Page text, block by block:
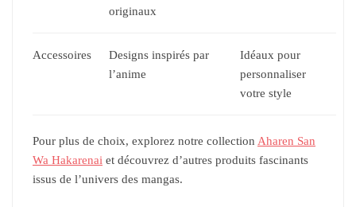
originaux
Accessoires
Designs inspirés par
l’anime
Idéaux pour
personnaliser
votre style
Pour plus de choix, explorez notre collection Aharen San
Wa Hakarenai et découvrez d’autres produits fascinants
issus de l’univers des mangas.